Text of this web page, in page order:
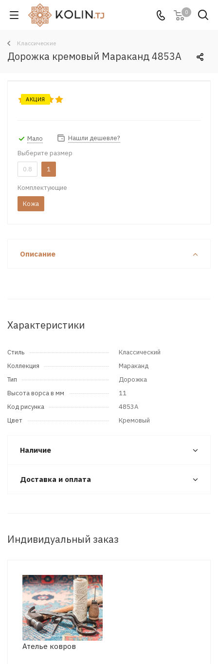
0
Классические
Дорожка кремовый Мараканд 4853A
АКЦИЯ
Мало
Нашли дешевле?
Выберите размер
0.8
1
Комплектующие
Кожа
Описание
Характеристики
Стиль
Классический
Коллекция
Мараканд
Тип
Дорожка
Высота ворса в мм
11
Код рисунка
4853A
Цвет
Кремовый
Наличие
Доставка и оплата
Индивидуальный заказ
Ателье ковров